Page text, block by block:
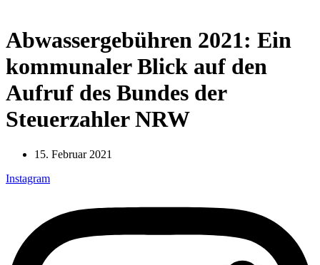
Abwassergebühren 2021: Ein
kommunaler Blick auf den
Aufruf des Bundes der
Steuerzahler NRW
15. Februar 2021
Instagram